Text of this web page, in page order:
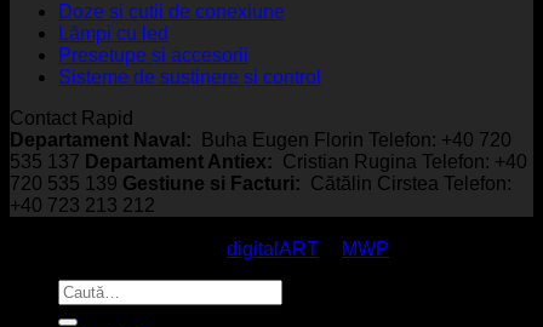
Doze și cutii de conexiune
Lămpi cu led
Presetupe și accesorii
Sisteme de susținere și control
Contact Rapid
Departament Naval:
Buha Eugen Florin Telefon: +40 720
535 137 Departament Antiex: Cristian Rugina Telefon: +40
720 535 139 Gestiune si Facturi: Cătălin Cirstea Telefon:
+40 723 213 212
digitalART
MWP
Caută
după: